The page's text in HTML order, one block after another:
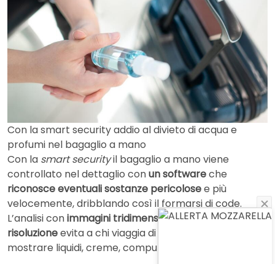
Con la smart security addio al divieto di acqua e
profumi nel bagaglio a mano
Con la smart securityil bagaglio a mano viene
controllato nel dettaglio conun softwareche
riconosce eventuali sostanze pericolosee più
velocemente, dribblando così il formarsi di code.
L’analisi conimmagini tridimensionaliead alta
risoluzioneevita a chi viaggia di aprire il bagaglio e
mostrare liquidi, creme, computer portatili o tablet.